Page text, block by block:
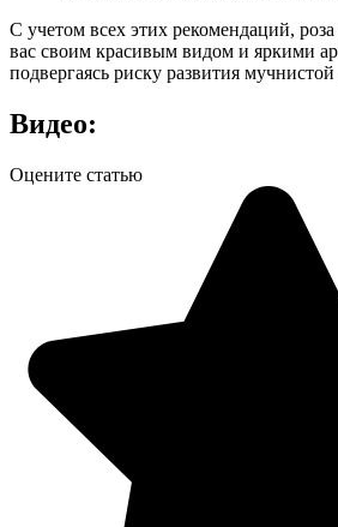
С учетом всех этих рекомендаций, роза
вас своим красивым видом и яркими
подвергаясь риску развития
Видео:
Оцените статью